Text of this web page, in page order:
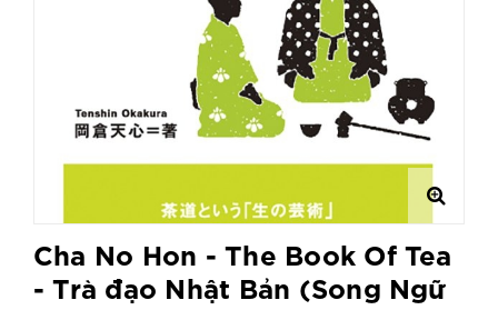
Cha No Hon - The Book Of Tea
- Trà đạo Nhật Bản (Song Ngữ